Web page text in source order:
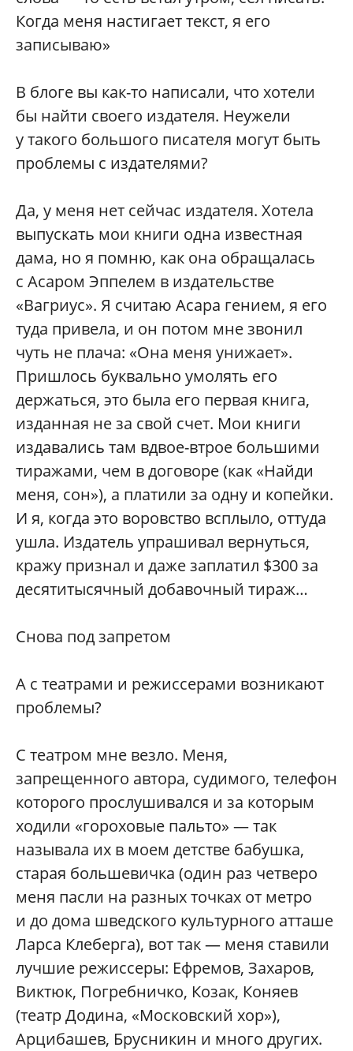
Когда меня настигает текст, я его
записываю»
В блоге вы как-то написали, что хотели
бы найти своего издателя. Неужели
у такого большого писателя могут быть
проблемы с издателями?
Да, у меня нет сейчас издателя. Хотела
выпускать мои книги одна известная
дама, но я помню, как она обращалась
с Асаром Эппелем в издательстве
«Вагриус». Я считаю Асара гением, я его
туда привела, и он потом мне звонил
чуть не плача: «Она меня унижает».
Пришлось буквально умолять его
держаться, это была его первая книга,
изданная не за свой счет. Мои книги
издавались там вдвое-втрое большими
тиражами, чем в договоре (как «Найди
меня, сон»), а платили за одну и копейки.
И я, когда это воровство всплыло, оттуда
ушла. Издатель упрашивал вернуться,
кражу признал и даже заплатил $300 за
десятитысячный добавочный тираж…
Снова под запретом
А с театрами и режиссерами возникают
проблемы?
С театром мне везло. Меня,
запрещенного автора, судимого, телефон
которого прослушивался и за которым
ходили «гороховые пальто» — так
называла их в моем детстве бабушка,
старая большевичка (один раз четверо
меня пасли на разных точках от метро
и до дома шведского культурного атташе
Ларса Клеберга), вот так — меня ставили
лучшие режиссеры: Ефремов, Захаров,
Виктюк, Погребничко, Козак, Коняев
(театр Додина, «Московский хор»),
Арцибашев, Брусникин и много других.